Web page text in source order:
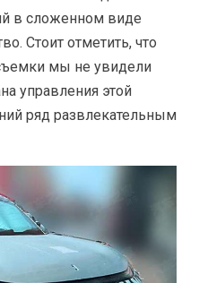
в сложенном виде
Стоит отметить, что
мы не увидели
управления этой
ряд развлекательным